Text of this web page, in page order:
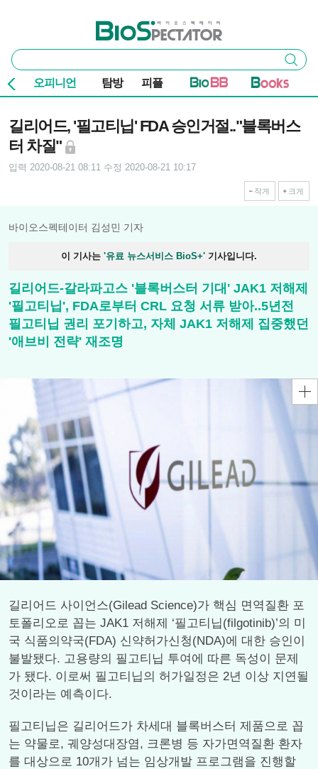
바이오스펙테이터
통
합
검
색
검색
오피니언 탐방 피플
길리어드, '필고티닙' FDA 승인거절.."블록버스
터 차질"
입력 2020-08-21 08:11 수정 2020-08-21 10:17
작게 크게
바이오스펙테이터 김성민 기자
이 기사는 '유료 뉴스서비스 BioS+' 기사입니다.
길리어드-갈라파고스 '블록버스터 기대' JAK1 저해제
'필고티닙', FDA로부터 CRL 요청 서류 받아..5년전
필고티닙 권리 포기하고, 자체 JAK1 저해제 집중했던
'애브비 전략' 재조명
길리어드 사이언스(Gilead Science)가 핵심 면역질환 포
토폴리오로 꼽는 JAK1 저해제 ‘필고티닙(filgotinib)’의 미
국 식품의약국(FDA) 신약허가신청(NDA)에 대한 승인이
불발됐다. 고용량의 필고티닙 투여에 따른 독성이 문제
가 됐다. 이로써 필고티닙의 허가일정은 2년 이상 지연될
것이라는 예측이다.
필고티닙은 길리어드가 차세대 블록버스터 제품으로 꼽
는 약물로, 궤양성대장염, 크론병 등 자가면역질환 환자
를 대상으로 10개가 넘는 임상개발 프로그램을 진행할